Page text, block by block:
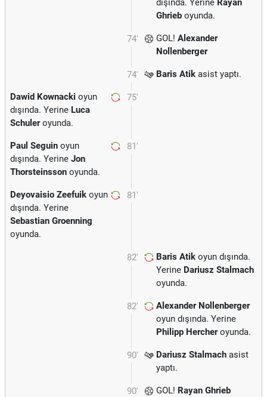
dışında. Yerine Rayan
Ghrieb oyunda.
74' GOL! Alexander
Nollenberger
74' Baris Atik asist yaptı.
75'
Dawid Kownacki oyun
dışında. Yerine Luca
Schuleroyunda.
81'
Paul Seguin oyun
dışında. Yerine Jon
Thorsteinsson oyunda.
81'
Deyovaisio Zeefuik oyun
dışında. Yerine
Sebastian Groenning
oyunda.
82' Baris Atik oyun dışında.
Yerine Dariusz Stalmach
oyunda.
82'
Alexander Nollenberger
oyun dışında. Yerine
Philipp Hercheroyunda.
90' Dariusz Stalmach asist
yaptı.
90' GOL! Rayan Ghrieb